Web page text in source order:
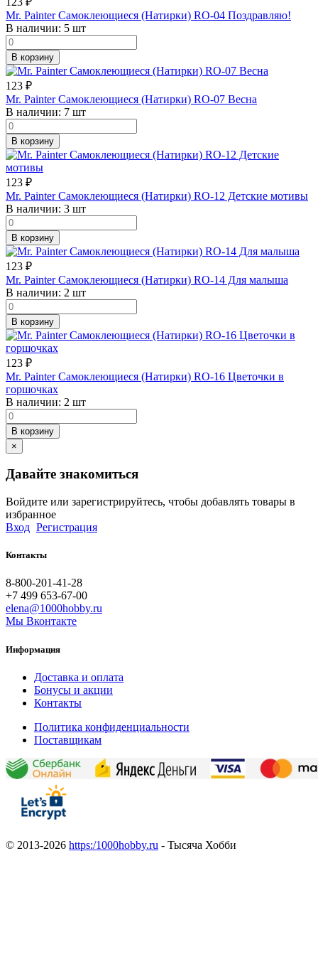
Mr. Painter Самоклеющиеся (Натирки) RO-04 Поздравляю!
В наличии: 5 шт
В корзину
123 ₽
Mr. Painter Самоклеющиеся (Натирки) RO-07 Весна
В наличии: 7 шт
В корзину
123 ₽
Mr. Painter Самоклеющиеся (Натирки) RO-12 Детские мотивы
В наличии: 3 шт
В корзину
123 ₽
Mr. Painter Самоклеющиеся (Натирки) RO-14 Для малыша
В наличии: 2 шт
В корзину
123 ₽
Mr. Painter Самоклеющиеся (Натирки) RO-16 Цветочки в
горшочках
В наличии: 2 шт
В корзину
×
Давайте знакомиться
Войдите или зарегистрируйтесь, чтобы добавлять товары в
избранное
Вход Регистрация
Контакты
8-800-201-41-28
+7 499 653-67-00
elena@1000hobby.ru
Мы Вконтакте
Информация
Доставка и оплата
Бонусы и акции
Контакты
Политика конфиденциальности
Поставщикам
© 2013-2026 https:/1000hobby.ru - Тысяча Хобби